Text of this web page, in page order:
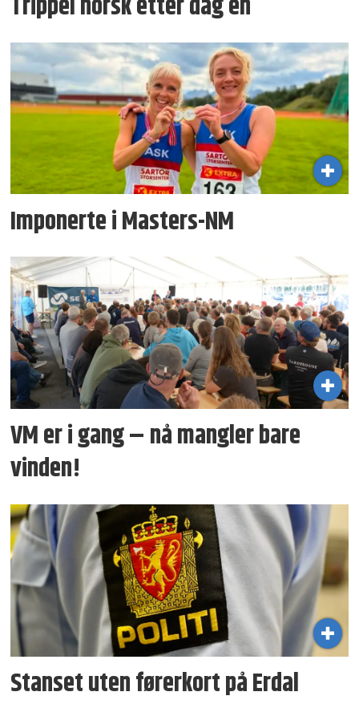
Imponerte i Masters-NM
VM er i gang – nå mangler bare
vinden!
Stanset uten førerkort på Erdal